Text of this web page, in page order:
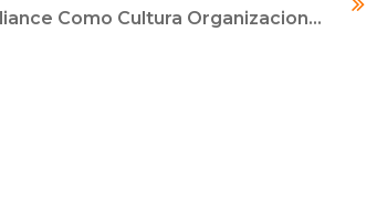
Compliance Como Cultura Organizacional: Além Do Cumprimento Formal De Normas